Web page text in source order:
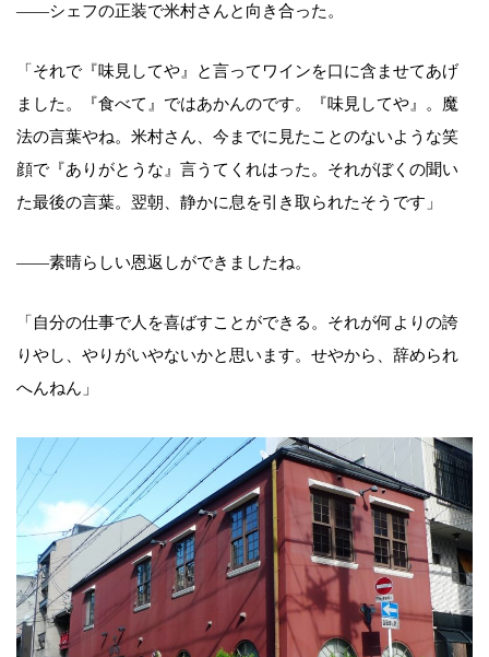
――シェフの正装で米村さんと向き合った。
「それで『味見してや』と言ってワインを口に含ませてあげ
ました。『食べて』ではあかんのです。『味見してや』。魔
法の言葉やね。米村さん、今までに見たことのないような笑
顔で『ありがとうな』言うてくれはった。それがぼくの聞い
た最後の言葉。翌朝、静かに息を引き取られたそうです」
――素晴らしい恩返しができましたね。
「自分の仕事で人を喜ばすことができる。それが何よりの誇
りやし、やりがいやないかと思います。せやから、辞められ
へんねん」